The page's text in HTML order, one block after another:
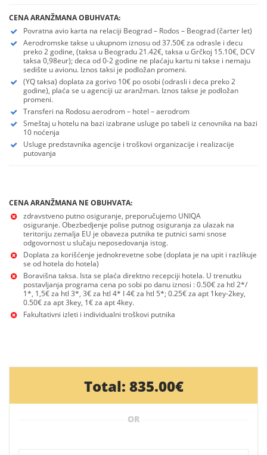
CENA ARANŽMANA OBUHVATA:
Povratna avio karta na relaciji Beograd – Rodos – Beograd (čarter let)
Aerodromske takse u ukupnom iznosu od 37.50€ za odrasle i decu
preko 2 godine, (taksa u Beogradu 21.42€, taksa u Grčkoj 15.10€, DCV
taksa 0,98eur); deca od 0-2 godine ne plaćaju kartu ni takse i nemaju
sedište u avionu. Iznos taksi je podložan promeni.
(YQ taksa) doplata za gorivo 10€ po osobi (odrasli i deca preko 2
godine), plaća se u agenciji uz aranžman. Iznos takse je podložan
promeni.
Transferi na Rodosu aerodrom – hotel – aerodrom
Smeštaj u hotelu na bazi izabrane usluge po tabeli iz cenovnika na bazi
10 noćenja
Usluge predstavnika agencije i troškovi organizacije i realizacije
putovanja
CENA ARANŽMANA NE OBUHVATA:
zdravstveno putno osiguranje, preporučujemo UNIQA
osiguranje. Obezbedjenje polise putnog osiguranja za ulazak na
teritoriju zemalja EU je obaveza putnika te putnici sami snose
odgovornost u slučaju neposedovanja istog.
Doplata za korišćenje jednokrevetne sobe (doplata je na upit i razlikuje
se od hotela do hotela)
Boravišna taksa. Ista se plaća direktno recepciji hotela. U trenutku
postavljanja programa cena po sobi po danu iznosi : 0.50€ za htl 2*/
1*, 1,5€ za htl 3*, 3€ za htl 4* I 4€ za htl 5*; 0.25€ za apt 1key-2key,
0.50€ za apt 3key, 1€ za apt 4key.
Fakultativni izleti i individualni troškovi putnika
Total: 835.00€
OR